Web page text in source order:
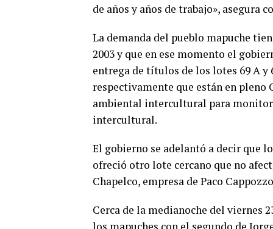
de años y años de trabajo», asegura
La demanda del pueblo mapuche
2003 y que en ese momento el
entrega de títulos de los lotes 69 A y
respectivamente que están en
ambiental intercultural para
intercultural.
El gobierno se adelantó a decir que
ofreció otro lote cercano que no
Chapelco, empresa de Paco
Cerca de la medianoche del viernes